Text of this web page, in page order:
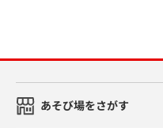
あそび場をさがす